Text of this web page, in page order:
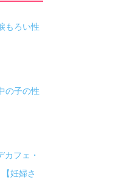
もろい性
の子の性
カフェ・
妊婦さ